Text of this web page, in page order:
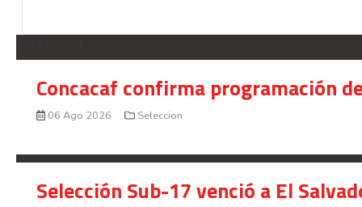
Concacaf confirma programación
06 Ago 2026 Seleccion
Selección Sub-17 venció a El